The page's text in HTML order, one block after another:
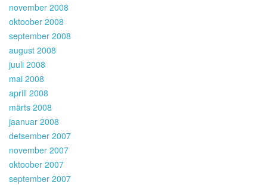
november 2008
oktoober 2008
september 2008
august 2008
juuli 2008
mai 2008
aprill 2008
märts 2008
jaanuar 2008
detsember 2007
november 2007
oktoober 2007
september 2007